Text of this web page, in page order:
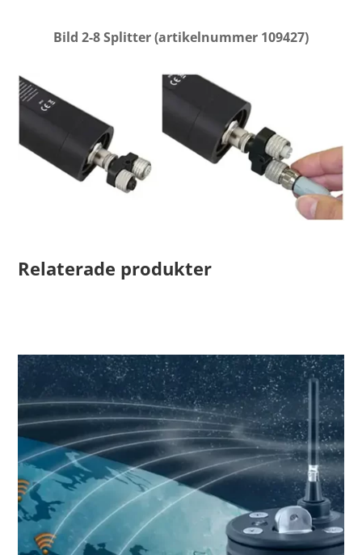
Bild 2-8 Splitter (artikelnummer 109427)
Relaterade produkter